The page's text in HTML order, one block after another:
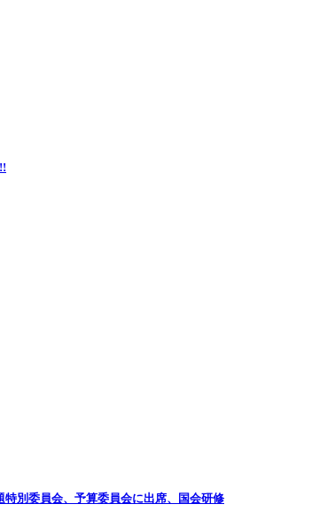
別委員会、予算委員会に出席、国会研修